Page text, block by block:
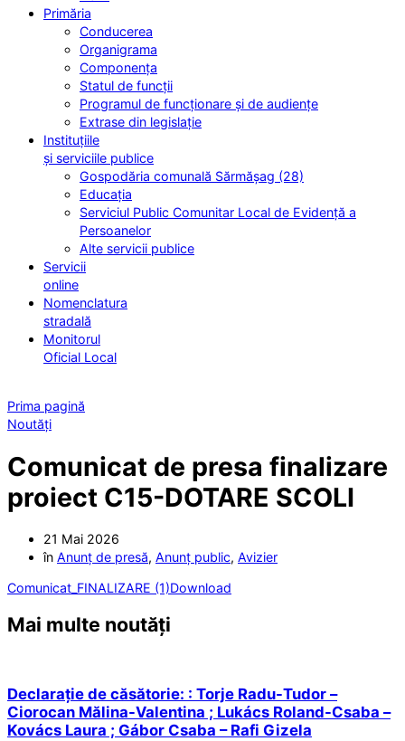
Primăria
Conducerea
Organigrama
Componența
Statul de funcții
Programul de funcționare și de audiențe
Extrase din legislație
Instituțiile
și serviciile publice
Gospodăria comunală Sărmășag (28)
Educația
Serviciul Public Comunitar Local de Evidență a
Persoanelor
Alte servicii publice
Servicii
online
Nomenclatura
stradală
Monitorul
Oficial Local
Prima pagină
Noutăți
Comunicat de presa finalizare
proiect C15-DOTARE SCOLI
21 Mai 2026
în Anunț de presă, Anunț public, Avizier
Comunicat_FINALIZARE (1)Download
Mai multe noutăți
Declarație de căsătorie: : Torje Radu-Tudor –
Ciorocan Mălina-Valentina ; Lukács Roland-Csaba –
Kovács Laura ; Gábor Csaba – Rafi Gizela